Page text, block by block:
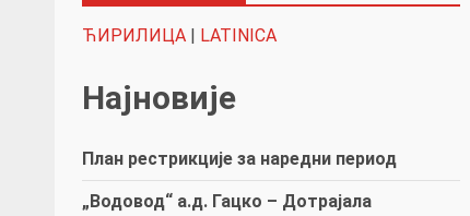
ЋИРИЛИЦА | LATINICA
Најновије
План рестрикције за наредни период
„Водовод“ а.д. Гацко – Дотрајала